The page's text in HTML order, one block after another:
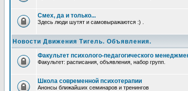
Смех, да и только...
Здесь люди шутят и самовыражаются :) .
Новости Движения Тигель. Объявления.
Факультет психолого-педагогического
Факультет: расписания, объявления, набор групп.
Школа современной психотерапии
Анонсы ближайших семинаров и тренингов